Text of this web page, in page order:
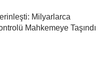
Milyarlarca
Mahkemeye Taşındı